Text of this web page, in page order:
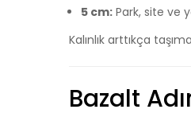
5 cm: Park, site ve
Kalınlık arttıkça
Bazalt